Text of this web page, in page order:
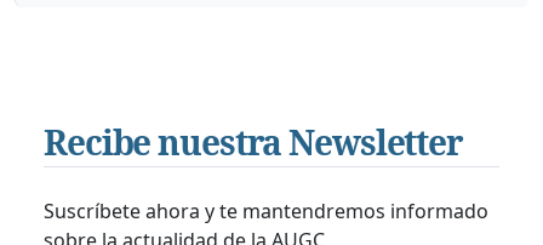
Recibe nuestra Newsletter
Suscríbete ahora y te mantendremos informado